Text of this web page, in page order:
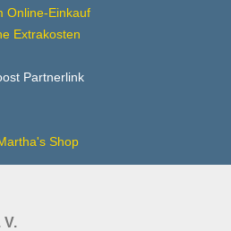
Online-Einkauf
Extrakosten
Partnerlink
V.